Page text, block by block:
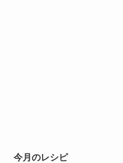
今月のレシピ